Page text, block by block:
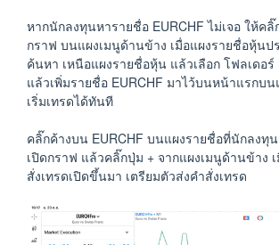
หากนักลงทุนหารายชื่อ EURCHF ไม่เจอ ให้ค
กราฟ บนแผงเมนูด้านข้าง เมื่อแผงรายชื่อหุ้นป
ค้นหา เหนือแผงรายชื่อหุ้น แล้วเลือก โฟลเดอร์
แล้วเพิ่มรายชื่อ EURCHF มาไว้บนหน้าแรกบ
เริ่มเทรดได้ทันที
คลิ๊กค้างบน EURCHF บนแผงรายชื่อที่นักลงทุน
เปิดกราฟ แล้วคลิ๊กปุ่ม + จากแผงเมนูด้านข้าง
สั่งเทรดเปิดขึ้นมา เตรียมตัวส่งคำสั่งเทรด